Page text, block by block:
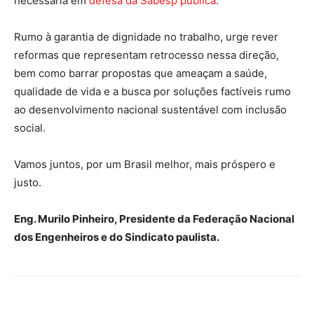
Rumo à garantia de dignidade no trabalho, urge rever
reformas que representam retrocesso nessa direção,
bem como barrar propostas que ameaçam a saúde,
qualidade de vida e a busca por soluções factíveis rumo
ao desenvolvimento nacional sustentável com inclusão
social.
Vamos juntos, por um Brasil melhor, mais próspero e
justo.
Eng. Murilo Pinheiro, Presidente da Federação Nacional
dos Engenheiros e do Sindicato paulista.